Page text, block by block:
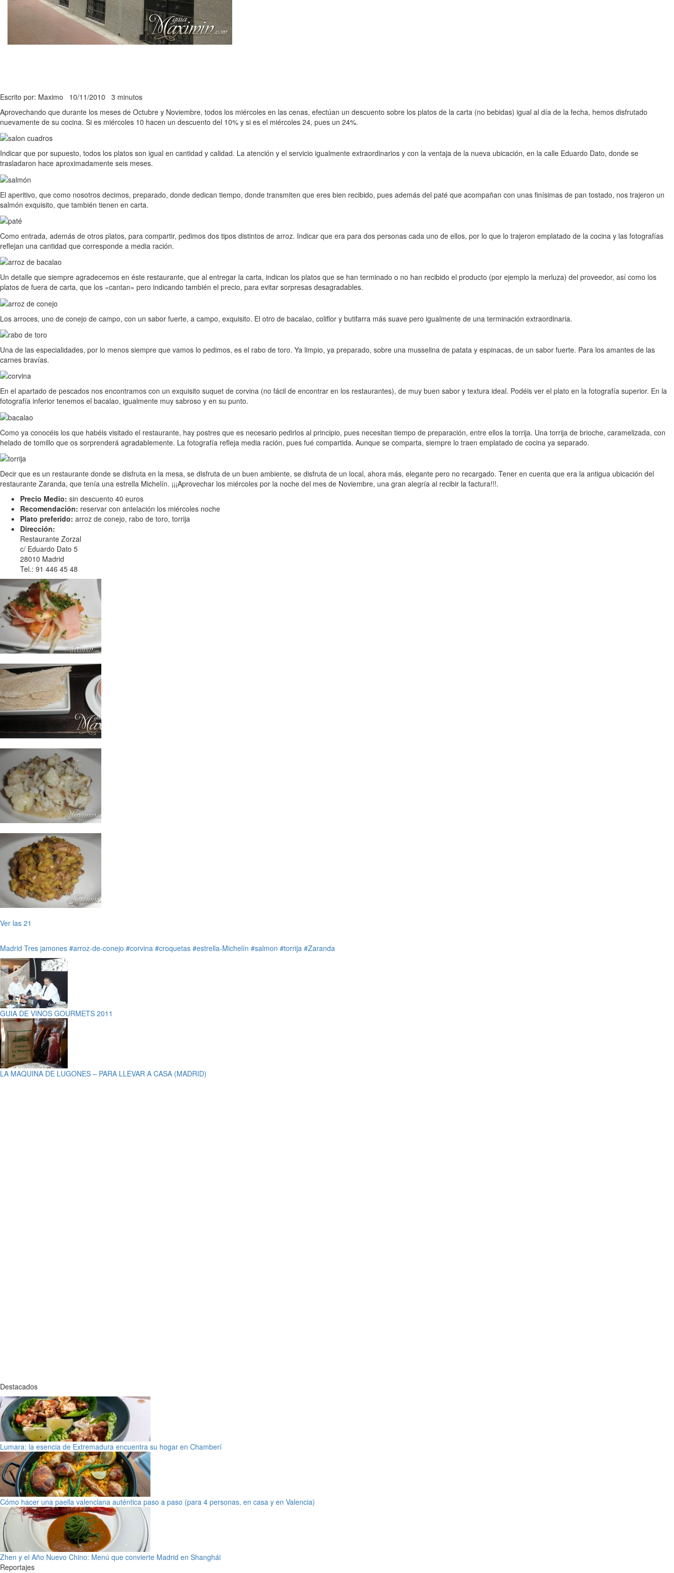
Escrito por: Maximo 10/11/2010 3 minutos
Aprovechando que durante los meses de Octubre y Noviembre, todos los miércoles en las cenas, efectúan un descuento sobre los platos de la carta (no bebidas) igual al día de la fecha, hemos disfrutado
nuevamente de su cocina. Si es miércoles 10 hacen un descuento del 10% y si es el miércoles 24, pues un 24%.
Indicar que por supuesto, todos los platos son igual en cantidad y calidad. La atención y el servicio igualmente extraordinarios y con la ventaja de la nueva ubicación, en la calle Eduardo Dato, donde se
trasladaron hace aproximadamente seis meses.
El aperitivo, que como nosotros decimos, preparado, donde dedican tiempo, donde transmiten que eres bien recibido, pues además del paté que acompañan con unas finísimas de pan tostado, nos trajeron un
salmón exquisito, que también tienen en carta.
Como entrada, además de otros platos, para compartir, pedimos dos tipos distintos de arroz. Indicar que era para dos personas cada uno de ellos, por lo que lo trajeron emplatado de la cocina y las fotografías
reflejan una cantidad que corresponde a media ración.
Un detalle que siempre agradecemos en éste restaurante, que al entregar la carta, indican los platos que se han terminado o no han recibido el producto (por ejemplo la merluza) del proveedor, así como los
platos de fuera de carta, que los «cantan» pero indicando también el precio, para evitar sorpresas desagradables.
Los arroces, uno de conejo de campo, con un sabor fuerte, a campo, exquisito. El otro de bacalao, coliflor y butifarra más suave pero igualmente de una terminación extraordinaria.
Una de las especialidades, por lo menos siempre que vamos lo pedimos, es el rabo de toro. Ya limpio, ya preparado, sobre una musselina de patata y espinacas, de un sabor fuerte. Para los amantes de las
carnes bravías.
En el apartado de pescados nos encontramos con un exquisito suquet de corvina (no fácil de encontrar en los restaurantes), de muy buen sabor y textura ideal. Podéis ver el plato en la fotografía superior. En la
fotografía inferior tenemos el bacalao, igualmente muy sabroso y en su punto.
Como ya conocéis los que habéis visitado el restaurante, hay postres que es necesario pedirlos al principio, pues necesitan tiempo de preparación, entre ellos la torrija. Una torrija de brioche, caramelizada, con
helado de tomillo que os sorprenderá agradablemente. La fotografía refleja media ración, pues fué compartida. Aunque se comparta, siempre lo traen emplatado de cocina ya separado.
Decir que es un restaurante donde se disfruta en la mesa, se disfruta de un buen ambiente, se disfruta de un local, ahora más, elegante pero no recargado. Tener en cuenta que era la antigua ubicación del
restaurante Zaranda, que tenía una estrella Michelín. ¡¡¡Aprovechar los miércoles por la noche del mes de Noviembre, una gran alegría al recibir la factura!!!.
Precio Medio: sin descuento 40 euros
Recomendación: reservar con antelación los miércoles noche
Plato preferido: arroz de conejo, rabo de toro, torrija
Dirección:
Restaurante Zorzal
c/ Eduardo Dato 5
28010 Madrid
Tel.: 91 446 45 48
Ver las 21
Madrid Tres jamones #arroz-de-conejo #corvina #croquetas #estrella-Michelín #salmon #torrija #Zaranda
GUIA DE VINOS GOURMETS 2011
LA MAQUINA DE LUGONES – PARA LLEVAR A CASA (MADRID)
Destacados
Lumara: la esencia de Extremadura encuentra su hogar en Chamberí
Cómo hacer una paella valenciana auténtica paso a paso (para 4 personas, en casa y en Valencia)
Zhen y el Año Nuevo Chino: Menú que convierte Madrid en Shanghái
Reportajes